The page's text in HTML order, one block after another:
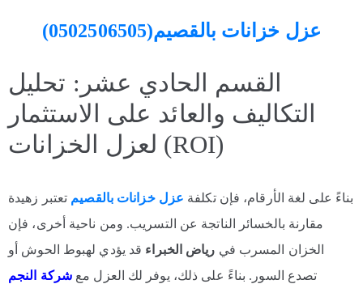
عزل خزانات بالقصيم(0502506505)
القسم الحادي عشر: تحليل
التكاليف والعائد على الاستثمار
(ROI) لعزل الخزانات
بناءً على لغة الأرقام، فإن تكلفة عزل خزانات بالقصيم تعتبر زهيدة
مقارنة بالخسائر الناتجة عن التسريب. ومن ناحية أخرى، فإن
الخزان المسرب في رياض الخبراء قد يؤدي لهبوط الحوش أو
تصدع السور. بناءً على ذلك، يوفر لك العزل مع شركة النجم